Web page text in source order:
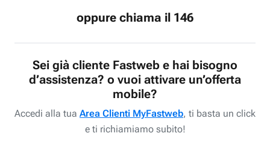
oppure chiama il 146
Sei già cliente Fastweb e hai bisogno
d’assistenza? o vuoi attivare un’offerta
mobile?
Accedi alla tua Area Clienti MyFastweb, ti basta un click
e ti richiamiamo subito!